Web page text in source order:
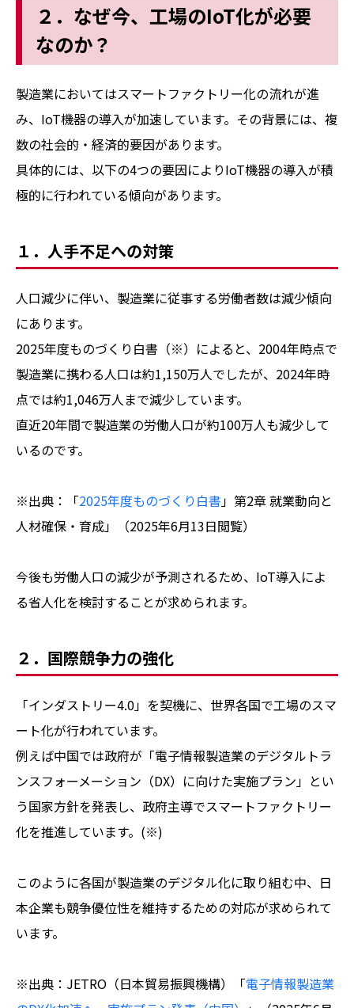
２．なぜ今、工場のIoT化が必要
なのか？
製造業においてはスマートファクトリー化の流れが進
み、IoT機器の導入が加速しています。その背景には、複
数の社会的・経済的要因があります。
具体的には、以下の4つの要因によりIoT機器の導入が積
極的に行われている傾向があります。
１．人手不足への対策
人口減少に伴い、製造業に従事する労働者数は減少傾向
にあります。
2025年度ものづくり白書（※）によると、2004年時点で
製造業に携わる人口は約1,150万人でしたが、2024年時
点では約1,046万人まで減少しています。
直近20年間で製造業の労働人口が約100万人も減少して
いるのです。
※出典：「2025年度ものづくり白書 」第2章 就業動向と
人材確保・育成」（2025年6月13日閲覧）
今後も労働人口の減少が予測されるため、IoT導入によ
る省人化を検討することが求められます。
２．国際競争力の強化
「インダストリー4.0」を契機に、世界各国で工場のスマ
ート化が行われています。
例えば中国では政府が「電子情報製造業のデジタルトラ
ンスフォーメーション（DX）に向けた実施プラン」とい
う国家方針を発表し、政府主導でスマートファクトリー
化を推進しています。(※)
このように各国が製造業のデジタル化に取り組む中、日
本企業も競争優位性を維持するための対応が求められて
います。
※出典：JETRO（日本貿易振興機構）「電子情報製造業